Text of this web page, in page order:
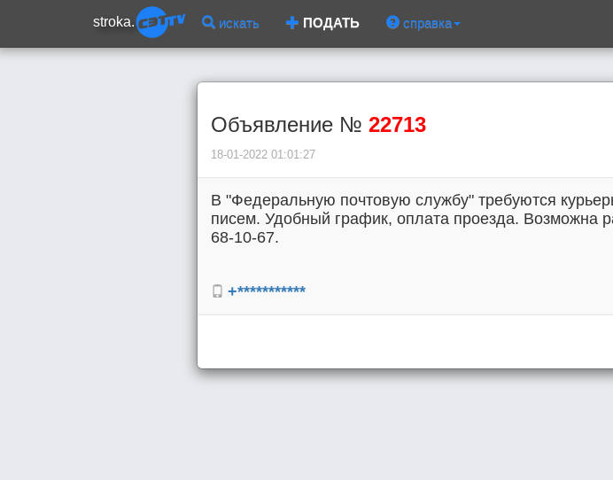
stroka. искать ПОДАТЬ справка
Объявление № 22713
18-01-2022 01:01:27
В "Федеральную почтовую службу" требуются
писем. Удобный график, оплата проезда. Возможна
68-10-67.
+***********